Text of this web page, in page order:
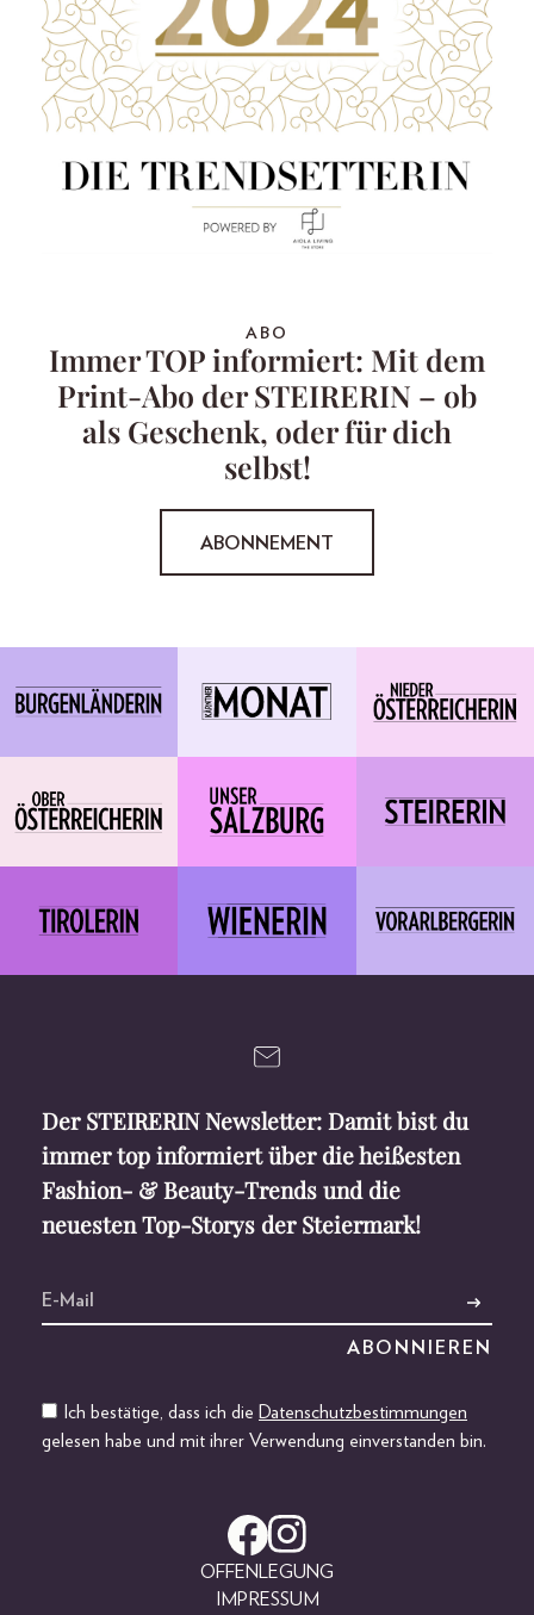
ABO
Immer TOP informiert: Mit dem
Print-Abo der STEIRERIN – ob
als Geschenk, oder für dich
selbst!
ABONNEMENT
Der STEIRERIN Newsletter: Damit bist du
immer top informiert über die heißesten
Fashion- & Beauty-Trends und die
neuesten Top-Storys der Steiermark!
Ich bestätige, dass ich die Datenschutzbestimmungen
gelesen habe und mit ihrer Verwendung einverstanden bin.
OFFENLEGUNG
IMPRESSUM